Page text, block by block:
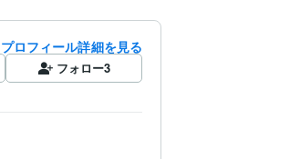
プロフィール詳細を見る
フォロー3